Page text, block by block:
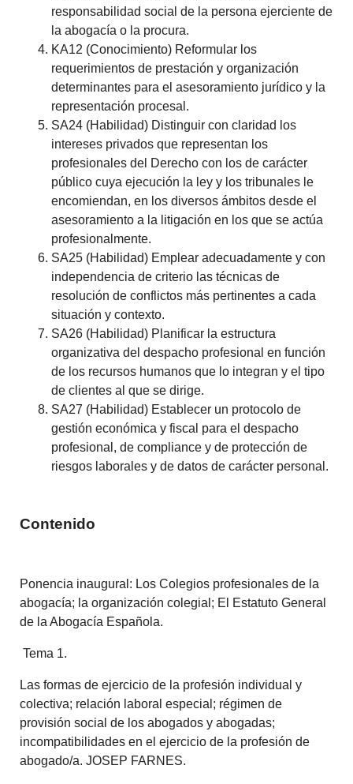
responsabilidad social de la persona ejerciente de
la abogacía o la procura.
KA12 (Conocimiento) Reformular los
requerimientos de prestación y organización
determinantes para el asesoramiento jurídico y la
representación procesal.
SA24 (Habilidad) Distinguir con claridad los
intereses privados que representan los
profesionales del Derecho con los de carácter
público cuya ejecución la ley y los tribunales le
encomiendan, en los diversos ámbitos desde el
asesoramiento a la litigación en los que se actúa
profesionalmente.
SA25 (Habilidad) Emplear adecuadamente y con
independencia de criterio las técnicas de
resolución de conflictos más pertinentes a cada
situación y contexto.
SA26 (Habilidad) Planificar la estructura
organizativa del despacho profesional en función
de los recursos humanos que lo integran y el tipo
de clientes al que se dirige.
SA27 (Habilidad) Establecer un protocolo de
gestión económica y fiscal para el despacho
profesional, de compliance y de protección de
riesgos laborales y de datos de carácter personal.
Contenido
Ponencia inaugural: Los Colegios profesionales de la
abogacía; la organización colegial; El Estatuto General
de la Abogacía Española.
Tema 1.
Las formas de ejercicio de la profesión individual y
colectiva; relación laboral especial; régimen de
provisión social de los abogados y abogadas;
incompatibilidades en el ejercicio de la profesión de
abogado/a. JOSEP FARNES.